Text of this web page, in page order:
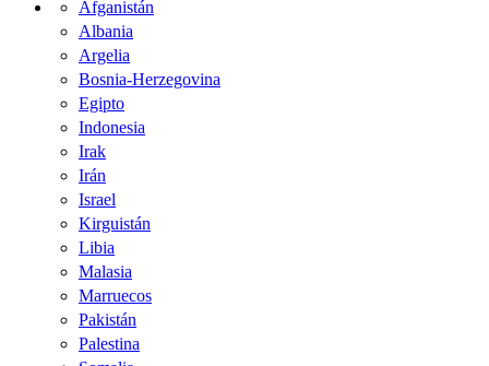
Afganistán
Albania
Argelia
Bosnia-Herzegovina
Egipto
Indonesia
Irak
Irán
Israel
Kirguistán
Libia
Malasia
Marruecos
Pakistán
Palestina